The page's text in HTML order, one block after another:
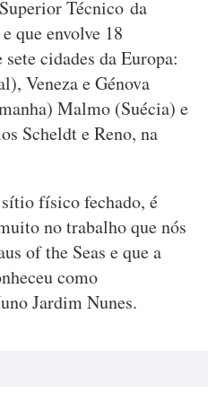
Técnico da
que envolve 18
cidades da Europa:
Veneza e Génova
Malmo (Suécia) e
Scheldt e Reno, na
físico fechado, é
no trabalho que nós
of the Seas e que a
como
Jardim Nunes.